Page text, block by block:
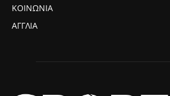
ΚΟΙΝΩΝΙΑ
ΑΓΓΛΙΑ